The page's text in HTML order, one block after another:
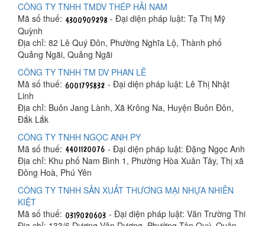
CÔNG TY TNHH TMDV THÉP HẢI NAM
Mã số thuế:
- Đại diện pháp luật: Tạ Thị Mỹ
Quỳnh
Địa chỉ: 82 Lê Quý Đôn, Phường Nghĩa Lộ, Thành phố
Quảng Ngãi, Quảng Ngãi
CÔNG TY TNHH TM DV PHAN LÊ
Mã số thuế:
- Đại diện pháp luật: Lê Thị Nhật
Linh
Địa chỉ: Buôn Jang Lành, Xã Krông Na, Huyện Buôn Đôn,
Đắk Lắk
CÔNG TY TNHH NGỌC ANH PY
Mã số thuế:
- Đại diện pháp luật: Đặng Ngọc Anh
Địa chỉ: Khu phố Nam Bình 1, Phường Hòa Xuân Tây, Thị xã
Đông Hoà, Phú Yên
CÔNG TY TNHH SẢN XUẤT THƯƠNG MẠI NHỰA NHIÊN
KIỆT
Mã số thuế:
- Đại diện pháp luật: Văn Trường Thi